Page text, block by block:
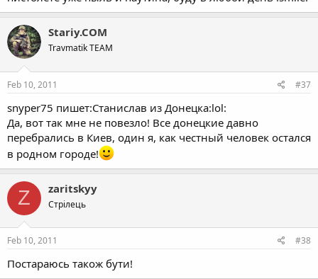
Stariy.COM
Travmatik TEAM
Feb 10, 2011 #37
snyper75 пишет:Станислав из Донецка:lol:
Да, вот так мне не повезло! Все донецкие давно
перебрались в Киев, один я, как честный человек остался
в родном городе!
Z zaritskyy
Стрілець
Feb 10, 2011 #38
Постараюсь також бути!